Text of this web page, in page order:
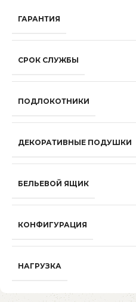
ГАРАНТИЯ
СРОК СЛУЖБЫ
ПОДЛОКОТНИКИ
ДЕКОРАТИВНЫЕ ПОДУШКИ
БЕЛЬЕВОЙ ЯЩИК
КОНФИГУРАЦИЯ
НАГРУЗКА